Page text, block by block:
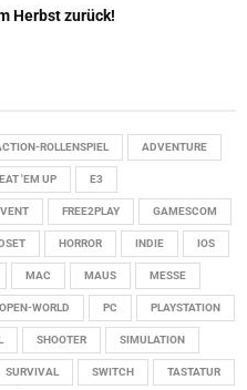
Herbst zurück!
ROLLENSPIEL ADVENTURE
'EM UP E3
FREE2PLAY GAMESCOM
HORROR INDIE IOS
MAC MAUS MESSE
OPEN-WORLD PC PLAYSTATION
SHOOTER SIMULATION
SURVIVAL SWITCH TASTATUR